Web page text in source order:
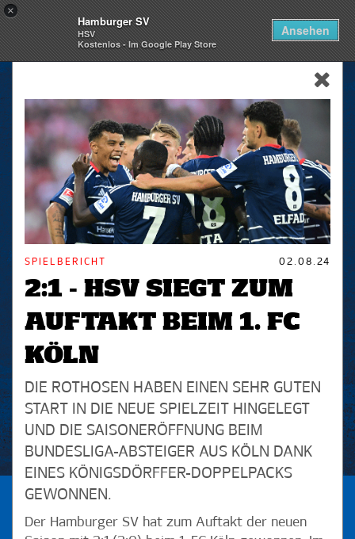
×
Hamburger SV
HSV
Kostenlos - Im Google Play Store
Ansehen
skip_navigation
SPIELBERICHT 02.08.24
2:1 - HSV SIEGT ZUM
AUFTAKT BEIM 1. FC
KÖLN
DIE ROTHOSEN HABEN EINEN SEHR GUTEN
START IN DIE NEUE SPIELZEIT HINGELEGT
UND DIE SAISONERÖFFNUNG BEIM
BUNDESLIGA-ABSTEIGER AUS KÖLN DANK
EINES KÖNIGSDÖRFFER-DOPPELPACKS
GEWONNEN.
Der Hamburger SV hat zum Auftakt der neuen